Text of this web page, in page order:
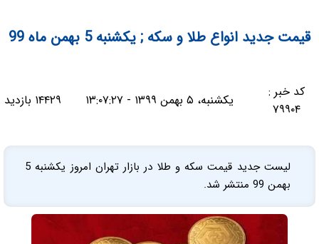
قیمت جدید انواع طلا و سکه ; یکشنبه 5 بهمن ماه 99
کد خبر :
۷۹۹۰۴
یکشنبه، ۵ بهمن ۱۳۹۹ - ۱۳:۰۷:۲۷ ۱۴۴۲۹ بازدید
لیست جدید قیمت سکه و طلا در بازار تهران امروز یکشنبه 5
بهمن 99 منتشر شد.